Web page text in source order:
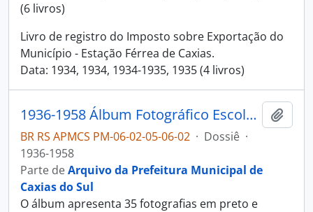
(6 livros)
Livro de registro do Imposto sobre Exportação do
Município - Estação Férrea de Caxias.
Data: 1934, 1934, 1934-1935, 1935 (4 livros)
1936-1958 Álbum Fotográfico Escola Normal Duque de Caxias
BR RS APMCS PM-06-02-05-06-02 · Dossiê ·
1936-1958
Parte deArquivo da Prefeitura Municipal de
Caxias do Sul
O álbum apresenta 35 fotografias em preto e